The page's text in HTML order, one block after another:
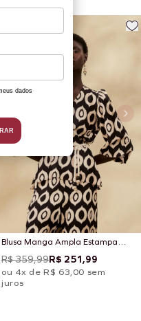
Blusa Manga Ampla Estampada
Cacau Peruano
R$ 359,99R$ 251,99
ou 4x de R$ 63,00 sem
juros